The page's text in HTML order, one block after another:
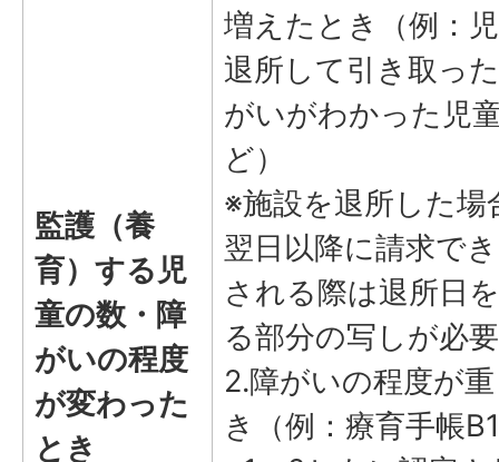
監護（養
育）する児
童の数・障
がいの程度
が変わった
とき
増えたとき（例：
退所して引き取っ
がいがわかった児
ど）
※施設を退所した場
翌日以降に請求で
される際は退所日
る部分の写しが必
2.障がいの程度が
き（例：療育手帳